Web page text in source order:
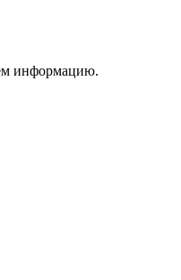
информацию.